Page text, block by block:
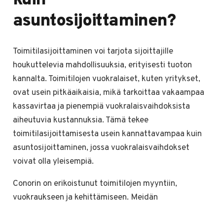
asuntosijoittaminen?
Toimitilasijoittaminen voi tarjota sijoittajille
houkuttelevia mahdollisuuksia, erityisesti tuoton
kannalta. Toimitilojen vuokralaiset, kuten yritykset,
ovat usein pitkäaikaisia, mikä tarkoittaa vakaampaa
kassavirtaa ja pienempiä vuokralaisvaihdoksista
aiheutuvia kustannuksia. Tämä tekee
toimitilasijoittamisesta usein kannattavampaa kuin
asuntosijoittaminen, jossa vuokralaisvaihdokset
voivat olla yleisempiä.
Conorin on erikoistunut toimitilojen myyntiin,
vuokraukseen ja kehittämiseen. Meidän